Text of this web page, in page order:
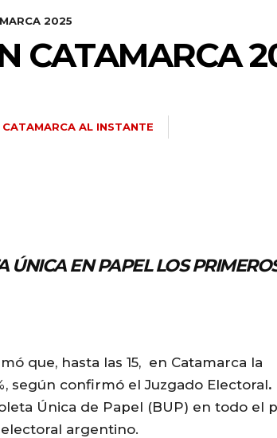
2025
CATAMARCA
CATAMARCA AL INSTANTE
ÚNICA EN PAPEL LOS
que, hasta las 15, en Catamarca la
según confirmó el Juzgado Electoral.
Única de Papel (BUP) en todo el
argentino.